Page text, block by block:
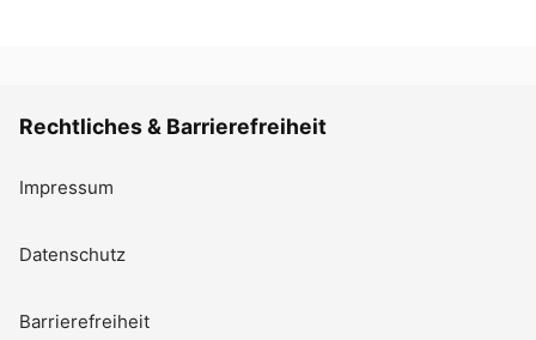
Rechtliches & Barrierefreiheit
Impressum
Datenschutz
Barrierefreiheit